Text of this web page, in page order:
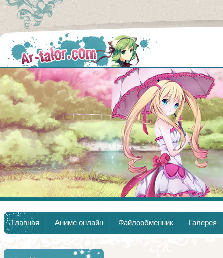
Главная
Аниме
Главная Аниме онлайн Файлообменник Галерея